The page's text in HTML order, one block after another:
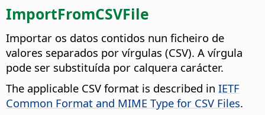
ImportFromCSVFile
Importar os datos contidos nun ficheiro de
valores separados por vírgulas (CSV). A vírgula
pode ser substituída por calquera carácter.
The applicable CSV format is described in IETF
Common Format and MIME Type for CSV Files.